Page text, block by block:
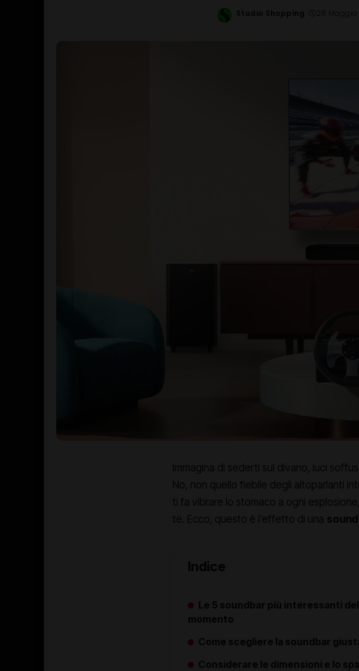
Posted
Studio Shopping
Immagina di sederti sul divano, luci
No, non quello flebile degli altoparlanti
ti fa vibrare lo stomaco a ogni
te. Ecco, questo è l’effetto di una
Indice
Le 5 soundbar più interessanti del
momento
Come scegliere la soundbar
Considerare le dimensioni e lo